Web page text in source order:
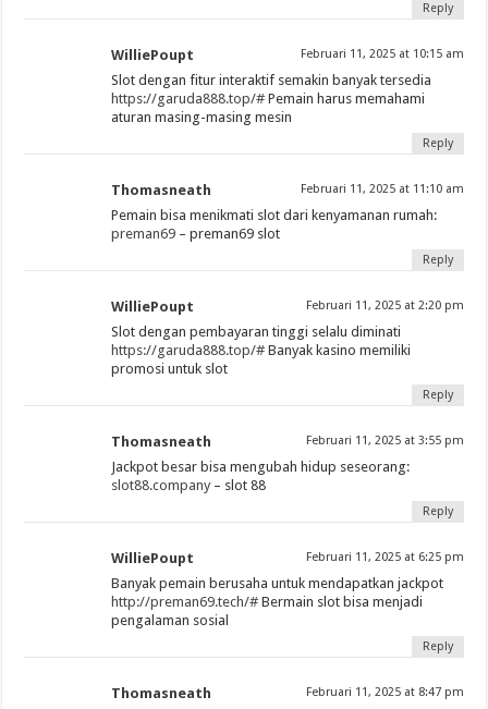
Reply
WilliePoupt Februari 11, 2025 at 10:15 am
Slot dengan fitur interaktif semakin banyak tersedia
https://garuda888.top/# Pemain harus memahami
aturan masing-masing mesin
Reply
Thomasneath Februari 11, 2025 at 11:10 am
Pemain bisa menikmati slot dari kenyamanan rumah:
preman69 – preman69 slot
Reply
WilliePoupt Februari 11, 2025 at 2:20 pm
Slot dengan pembayaran tinggi selalu diminati
https://garuda888.top/# Banyak kasino memiliki
promosi untuk slot
Reply
Thomasneath Februari 11, 2025 at 3:55 pm
Jackpot besar bisa mengubah hidup seseorang:
slot88.company – slot 88
Reply
WilliePoupt Februari 11, 2025 at 6:25 pm
Banyak pemain berusaha untuk mendapatkan jackpot
http://preman69.tech/# Bermain slot bisa menjadi
pengalaman sosial
Reply
Thomasneath Februari 11, 2025 at 8:47 pm